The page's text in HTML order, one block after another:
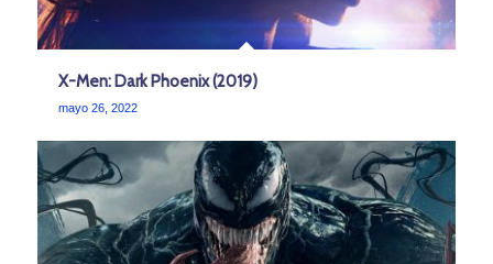
X-Men: Dark Phoenix (2019)
mayo 26, 2022